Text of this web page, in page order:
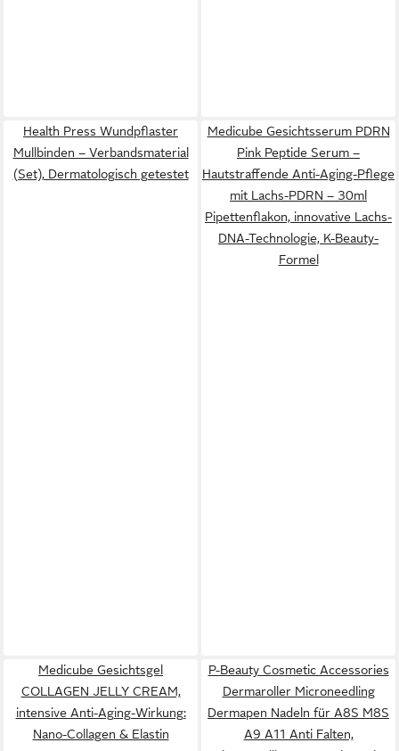
Health Press Wundpflaster
Mullbinden – Verbandsmaterial
(Set), Dermatologisch getestet
Medicube Gesichtsserum PDRN
Pink Peptide Serum –
Hautstraffende Anti-Aging-Pflege
mit Lachs-PDRN – 30ml
Pipettenflakon, innovative Lachs-
DNA-Technologie, K-Beauty-
Formel
Medicube Gesichtsgel
COLLAGEN JELLY CREAM,
intensive Anti-Aging-Wirkung:
Nano-Collagen & Elastin
P-Beauty Cosmetic Accessories
Dermaroller Microneedling
Dermapen Nadeln für A8S M8S
A9 A11 Anti Falten,